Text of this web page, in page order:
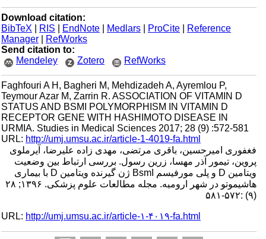
Download citation:
BibTeX
| RIS |EndNote |Medlars |ProCite |Reference
Manager
|RefWorks
Send citation to:
Mendeley
Zotero RefWorks
Faghfouri A H, Bagheri M, Mehdizadeh A, Ayremlou P,
Teymour Azar M, Zarrin R. ASSOCIATION OF VITAMIN D
STATUS AND BSMI POLYMORPHISM IN VITAMIN D
RECEPTOR GENE WITH HASHIMOTO DISEASE IN
URMIA. Studies in Medical Sciences 2017; 28 (9) :572-581
URL:http://umj.umsu.ac.ir/article-1-4019-fa.html
فغفوری امیرحسین، باقری مرتضی، مهدی زاده علیرضا، آیرملوی
پروین، تیمور آذر مهسا، زرین رسول. بررسی ارتباط بین وضعیت
ویتامین D و پلی مورفیسم BsmI ژن گیرنده ویتامین D با بیماری
هاشیموتو در شهر ارومیه. مجله مطالعات علوم پزشکی. ۱۳۹۶; ۲۸
URL:http://umj.umsu.ac.ir/article-۱-۴۰۱۹-fa.html